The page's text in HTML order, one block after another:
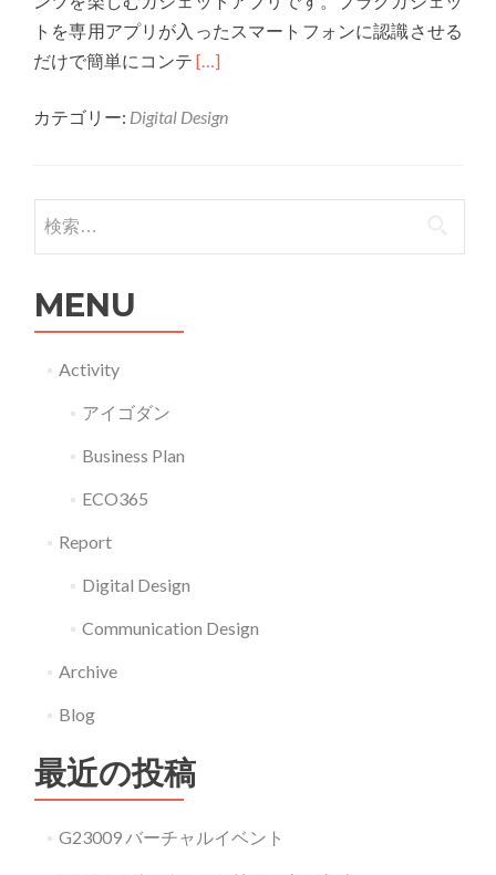
トを専用アプリが入ったスマートフォンに認識させる
だけで簡単にコンテ Read
about
[…]
カテゴリー: Digital Design
検索:
MENU
Activity
アイゴダン
Business Plan
ECO365
Report
Digital Design
Communication Design
Archive
Blog
最近の投稿
G23009 バーチャルイベント